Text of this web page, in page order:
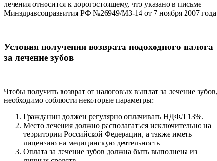
лечения относится к дорогостоящему, что указано в письме
Минздравсоцразвития РФ №26949/МЗ-14 от 7 ноября 2007
Условия получения возврата подоходного налога
за лечение зубов
Чтобы получить возврат от налоговых выплат за лечение зубов,
необходимо соблюсти некоторые параметры:
Гражданин должен регулярно оплачивать НДФЛ 13%.
Место лечения должно располагаться исключительно на
территории Российской Федерации, а также иметь
лицензию на медицинскую деятельность.
Оплата за лечение зубов должна быть выполнена из